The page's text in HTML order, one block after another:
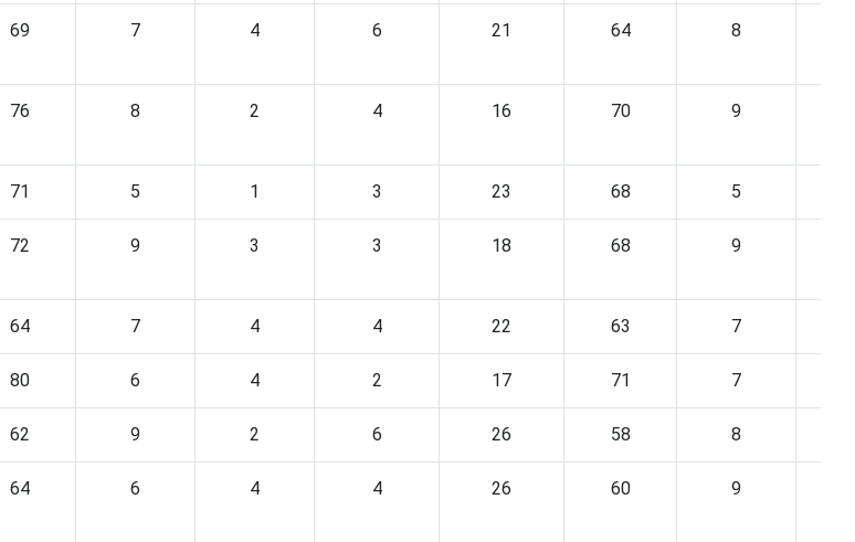
69 7 4 6 21 64 8
76 8 2 4 16 70 9
71 5 1 3 23 68 5
72 9 3 3 18 68 9
64 7 4 4 22 63 7
80 6 4 2 17 71 7
62 9 2 6 26 58 8
64 6 4 4 26 60 9